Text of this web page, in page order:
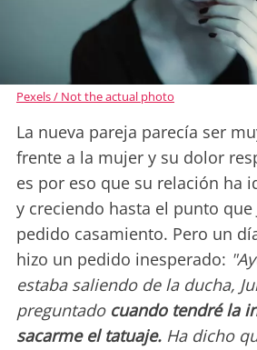
Pexels / Not the actual photo
La nueva pareja parecía ser
frente a la mujer y su dolor
es por eso que su relación ha
y creciendo hasta el punto que
pedido casamiento. Pero un
hizo un pedido inesperado:
estaba saliendo de la ducha,
preguntado cuando tendré la
sacarme el tatuaje. Ha dicho